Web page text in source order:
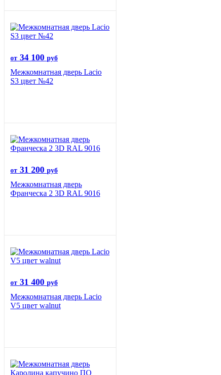
от 34 100 руб
Межкомнатная дверь Lacio
S3 цвет №42
от 31 200 руб
Межкомнатная дверь
Франческа 2 3D RAL 9016
от 31 400 руб
Межкомнатная дверь Lacio
V5 цвет walnut